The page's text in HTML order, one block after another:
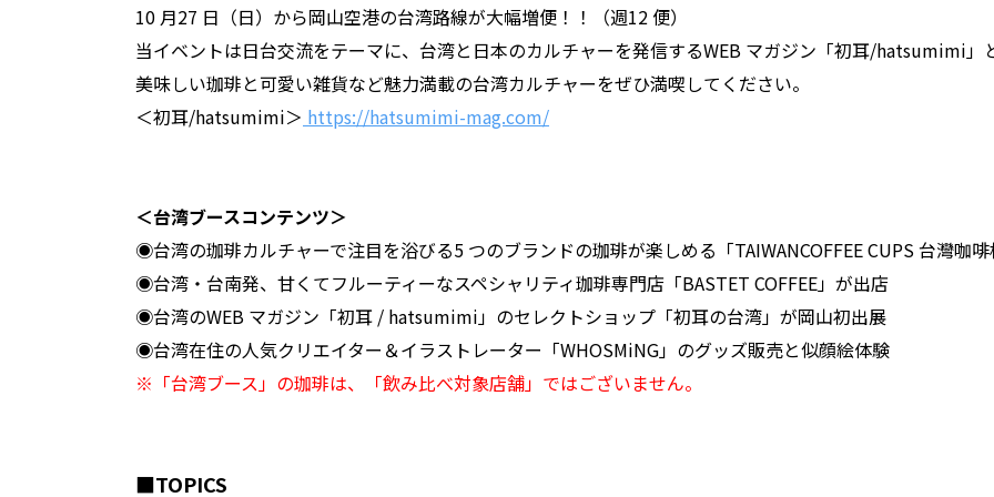
10 ⽉27 ⽇（⽇）から岡⼭空港の台湾路線が⼤幅増便！！（週12 便）
当イベントは⽇台交流をテーマに、台湾と⽇本のカルチャーを発信するWEB マガジン「初⽿/hatsumimi」
美味しい珈琲と可愛い雑貨など魅⼒満載の台湾カルチャーをぜひ満喫してください。
＜初⽿/hatsumimi＞ https://hatsumimi-mag.com/
＜台湾ブースコンテンツ＞
◉台湾の珈琲カルチャーで注⽬を浴びる5 つのブランドの珈琲が楽しめる「TAIWANCOFFEE CUPS 台灣咖啡
◉台湾・台南発、⽢くてフルーティーなスペシャリティ珈琲専⾨店「BASTET COFFEE」が出店
◉台湾のWEB マガジン「初⽿ / hatsumimi」のセレクトショップ「初⽿の台湾」が岡⼭初出展
◉台湾在住の⼈気クリエイター＆イラストレーター「WHOSMiNG」のグッズ販売と似顔絵体験
※「台湾ブース」の珈琲は、「飲み⽐べ対象店舗」ではございません。
■TOPICS